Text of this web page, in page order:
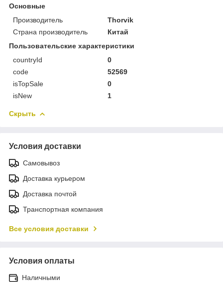
Основные
Производитель
Thorvik
Страна производитель
Китай
Пользовательские характеристики
countryId
0
code
52569
isTopSale
0
isNew
1
Скрыть
Условия доставки
Самовывоз
Доставка курьером
Доставка почтой
Транспортная компания
Все условия доставки
Условия оплаты
Наличными